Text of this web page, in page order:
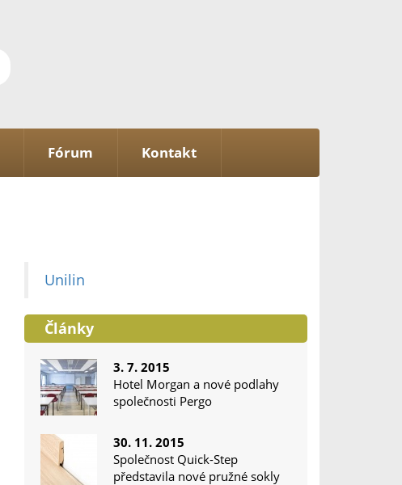
Fórum Kontakt
Unilin
Články
3. 7. 2015
Hotel Morgan a nové podlahy
společnosti Pergo
30. 11. 2015
Společnost Quick-Step
představila nové pružné sokly